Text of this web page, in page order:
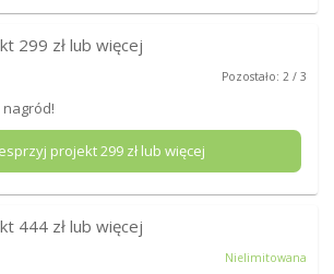
299 zł lub więcej
Pozostało: 2 / 3
projekt299zł lub więcej
444zł lub więcej
Nielimitowana